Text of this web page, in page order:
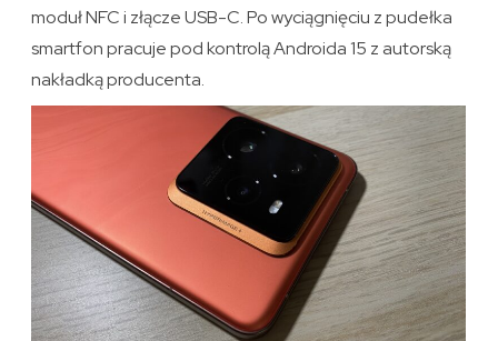
moduł NFC i złącze USB-C. Po wyciągnięciu z pudełka
smartfon pracuje pod kontrolą Androida 15 z autorską
nakładką producenta.